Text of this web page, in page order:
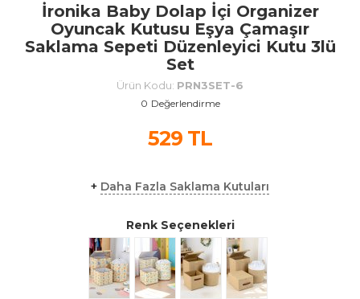
İronika Baby Dolap İçi Organizer
Oyuncak Kutusu Eşya Çamaşır
Saklama Sepeti Düzenleyici Kutu 3lü
Set
Ürün Kodu: PRN3SET-6
0 Değerlendirme
529 TL
+ Daha Fazla Saklama Kutuları
Renk Seçenekleri